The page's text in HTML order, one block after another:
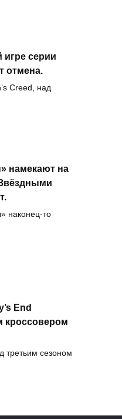
серии
отмена.
Creed, над
намекают на
наконец-то
End
кроссовером
третьим сезоном